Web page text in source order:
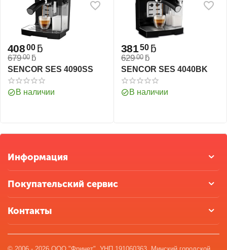
679 00 ƃ
408 00 ƃ
SENCOR SES 4090SS
В наличии
629 00 ƃ
381 50 ƃ
SENCOR SES 4040BK
В наличии
Информация
Покупательский сервис
Контакты